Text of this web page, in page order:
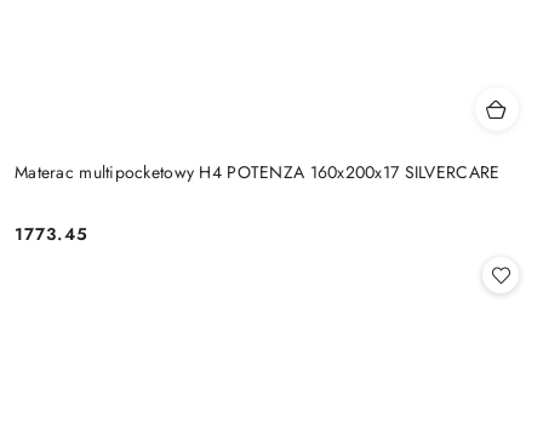
Materac multipocketowy H4 POTENZA 160x200x17 SILVERCARE
Cena:
1773.45